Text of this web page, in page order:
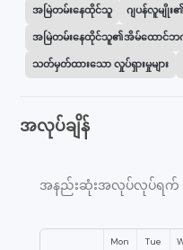
အမြဲတမ်းနေထိုင်သူ ဂျပန်လူမျို
အမြဲတမ်းနေထိုင်သူ၏အိမ်ထောင်ဘ
သတ်မှတ်ထားသော လှုပ်ရှားမှုများ
အလုပ်ချိန်
အနည်းဆုံးအလုပ်လုပ်ရက်
Mon Tue